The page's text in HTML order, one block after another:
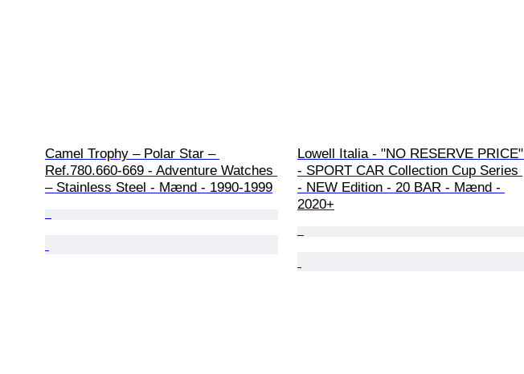
Camel Trophy – Polar Star –
Ref.780.660-669 - Adventure Watches
– Stainless Steel - Mænd - 1990-1999
Lowell Italia - "NO RESERVE PRICE"
- SPORT CAR Collection Cup Series
- NEW Edition - 20 BAR - Mænd -
2020+